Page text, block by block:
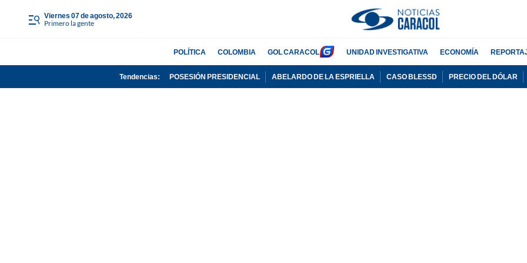
viernes 07 de agosto, 2026
Primero la gente
POLÍTICA COLOMBIA GOL CARACOL UNIDAD INVESTIGATIVA ECONOMÍA
Tendencias: POSESIÓN PRESIDENCIAL ABELARDO DE LA ESPRIELLA CASO BLESSD PRECIO DEL DÓLAR